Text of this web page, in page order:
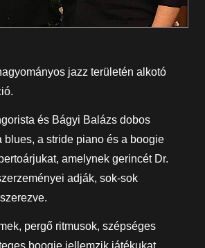
jazz területén alkotó
és Bágyi Balázs dobos
blues, a stride piano és a boogie
amelynek gerincét Dr.
adják, sok-sok
pergő ritmusok, szépséges
boogie jellemzik játékukat.